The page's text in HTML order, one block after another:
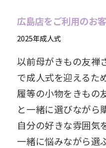
広島店をご利用のお
2025年成人式
以前母がきもの友禅
で成人式を迎えるた
履等の小物をきもの
と一緒に選びながら
自分の好きな雰囲気
一緒に悩みながら選